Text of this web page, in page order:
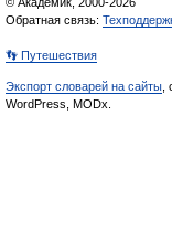
Обратная связь:
👣 Путешествия
Экспорт словарей на сайты
WordPress, MODx.